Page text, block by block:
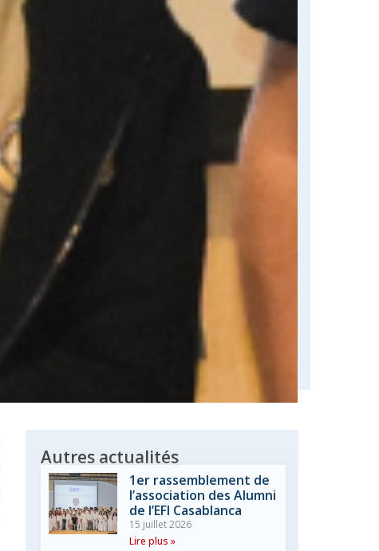
Autres actualités
1er rassemblement de
l’association des Alumni
de l’EFI Casablanca
15 juillet 2026
Lire plus »